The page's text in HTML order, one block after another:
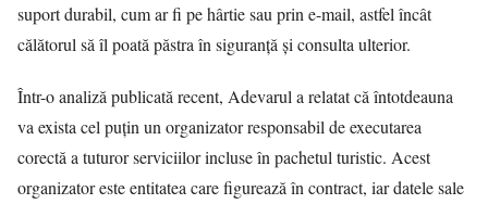
suport durabil, cum ar fi pe hârtie sau prin e-mail, astfel încât
călătorul să îl poată păstra în siguranță și consulta ulterior.
Într-o analiză publicată recent, Adevarul a relatat că întotdeauna
va exista cel puțin un organizator responsabil de executarea
corectă a tuturor serviciilor incluse în pachetul turistic. Acest
organizator este entitatea care figurează în contract, iar datele sale